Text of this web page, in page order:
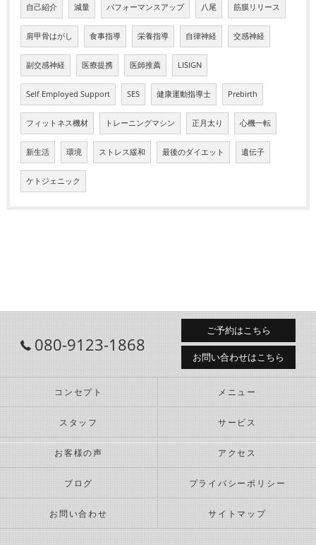
自己紹介 減量 パフォーマンスアップ 八尾 筋膜リリース
肩甲骨はがし 食事指導 栄養指導 自律神経 交感神経
副交感神経 医療提携 医師推薦 LISIGN
Self Employed Support SES 健康運動指導士 Prebirth
フィットネス機材 トレーニングマシン 正月太り 心機一転
新生活 環境 ストレス緩和 最後のダイエット 遺伝子
ケトジェニック
080-9123-1868
ご予約はこちら
お問い合わせはこちら
コンセプト メニュー
スタッフ サービス
お客様の声 アクセス
ブログ プライバシーポリシー
お問い合わせ サイトマップ